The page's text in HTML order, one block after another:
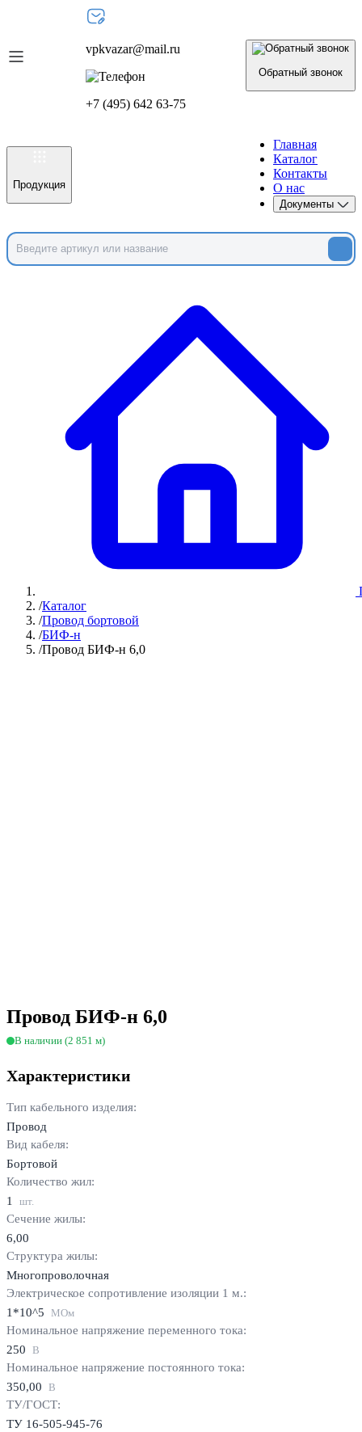
vpkvazar@mail.ru
+7 (495) 642 63-75
Обратный звонок
Продукция
Главная
Каталог
Контакты
О нас
Документы
/Каталог
/Провод бортовой
/БИФ-н
/Провод БИФ-н 6,0
Провод БИФ-н 6,0
В наличии (2 851 м)
Характеристики
Тип кабельного изделия:
Провод
Вид кабеля:
Бортовой
Количество жил:
1
шт.
Сечение жилы:
6,00
Структура жилы:
Многопроволочная
Электрическое сопротивление изоляции 1 м.:
1*10^5 МОм
Номинальное напряжение переменного тока:
250 В
Номинальное напряжение постоянного тока:
350,00 В
ТУ/ГОСТ:
ТУ 16-505-945-76